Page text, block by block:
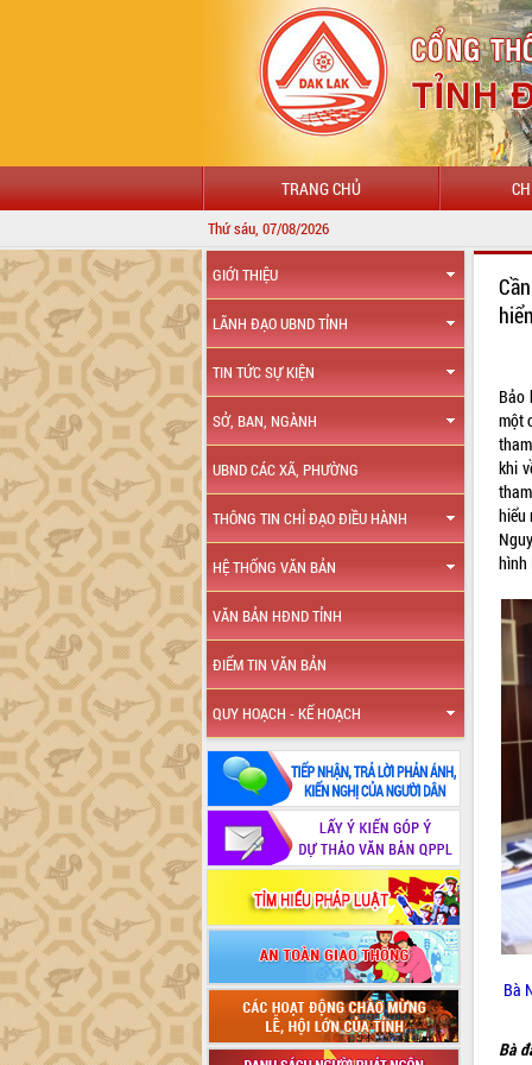
TRANG CHỦ
Thứ sáu, 07/08/2026
GIỚI THIỆU
LÃNH ĐẠO UBND TỈNH
TIN TỨC SỰ KIỆN
SỞ, BAN, NGÀNH
UBND CÁC XÃ, PHƯỜNG
THÔNG TIN CHỈ ĐẠO ĐIỀU HÀNH
HỆ THỐNG VĂN BẢN
VĂN BẢN HĐND TỈNH
ĐIỂM TIN VĂN BẢN
QUY HOẠCH - KẾ HOẠCH
Bảo
một
khi
hiểu
hình
Bà
Bà